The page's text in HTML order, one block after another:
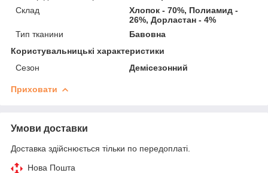
Склад
Хлопок - 70%, Полиамид -
26%, Дорластан - 4%
Тип тканини
Бавовна
Користувальницькі характеристики
Сезон
Демісезонний
Приховати
Умови доставки
Доставка здійснюється тільки по передоплаті.
Нова Пошта